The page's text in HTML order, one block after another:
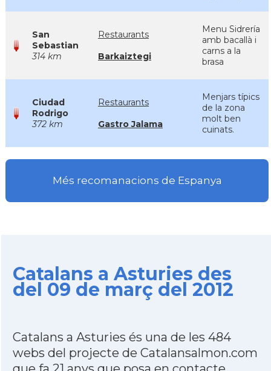
San
Sebastian
314 km
Restaurants
Barkaiztegi
Menu Sidrería
amb bacallà i
carns a la
brasa
Ciudad
Rodrigo
372 km
Restaurants
Gastro Jalama
Menjars típics
de la zona
molt ben
cuinats.
Més recomanacions de Espanya
Catalans a Asturies des
del 09 de març del 2012
Catalans a Asturies és una de les 484
webs del projecte de Catalansalmon.com